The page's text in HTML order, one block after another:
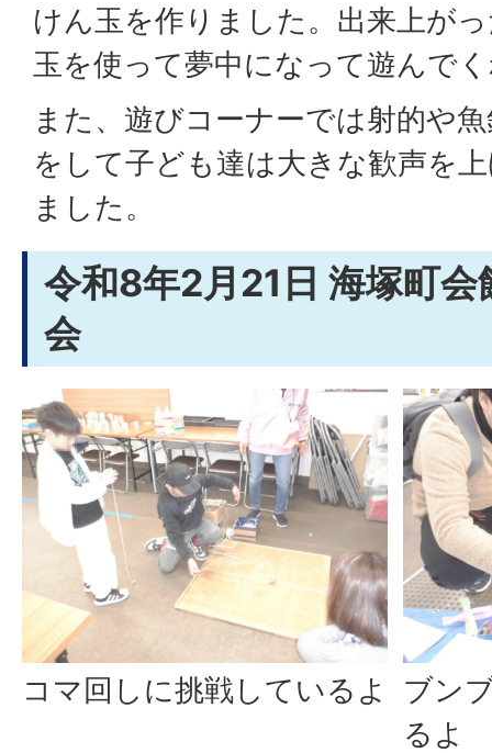
けん玉を作りました。出来上が
玉を使って夢中になって遊んで
また、遊びコーナーでは射的や
をして子ども達は大きな歓声を
ました。
令和8年2月21日 海塚町会
会
コマ回しに挑戦しているよ
ブン
るよ